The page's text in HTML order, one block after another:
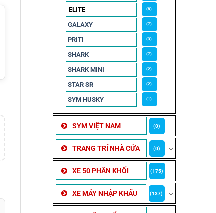
ELITE (8)
GALAXY (7)
PRITI (3)
SHARK (7)
SHARK MINI (2)
STAR SR (2)
SYM HUSKY (1)
SYM VIỆT NAM (0)
TRANG TRÍ NHÀ CỬA (0)
XE 50 PHÂN KHỐI (175)
XE MÁY NHẬP KHẨU (137)